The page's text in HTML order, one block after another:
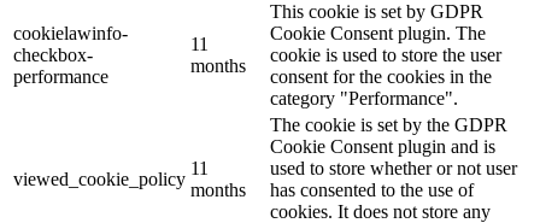
cookielawinfo-
checkbox-
performance
11
months
This cookie is set by GDPR
Cookie Consent plugin. The
cookie is used to store the user
consent for the cookies in the
category "Performance".
viewed_cookie_policy
11
months
The cookie is set by the GDPR
Cookie Consent plugin and is
used to store whether or not user
has consented to the use of
cookies. It does not store any